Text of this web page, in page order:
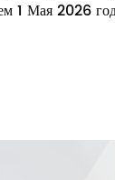
1 Мая 2026